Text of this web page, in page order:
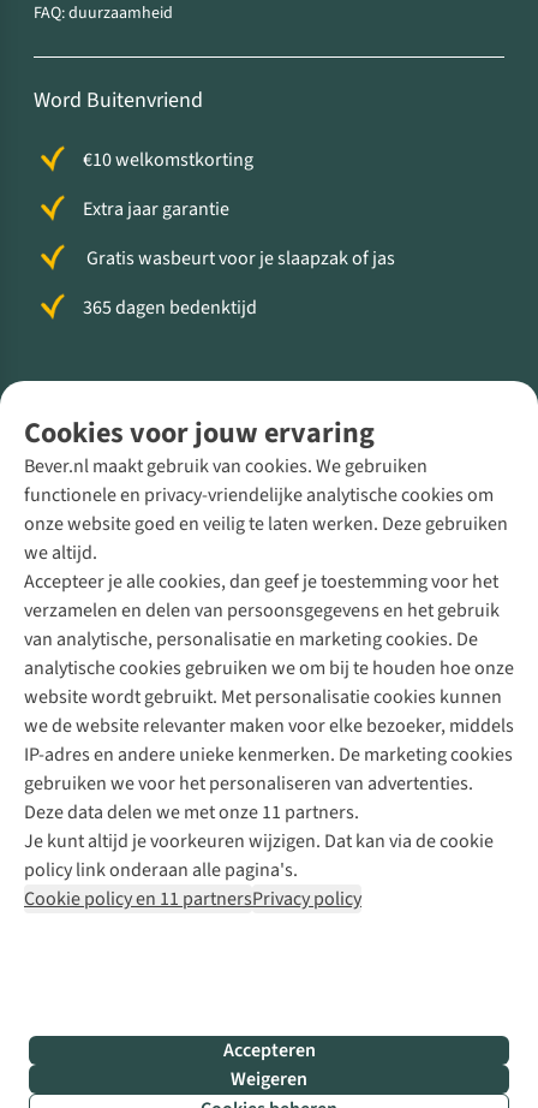
Cookies voor jouw ervaring
Bever.nl maakt gebruik van cookies. We gebruiken
functionele en privacy-vriendelijke analytische cookies om
onze website goed en veilig te laten werken. Deze gebruiken
we altijd.
Accepteer je alle cookies, dan geef je toestemming voor het
verzamelen en delen van persoonsgegevens en het gebruik
van analytische, personalisatie en marketing cookies. De
analytische cookies gebruiken we om bij te houden hoe onze
website wordt gebruikt. Met personalisatie cookies kunnen
we de website relevanter maken voor elke bezoeker, middels
IP-adres en andere unieke kenmerken. De marketing cookies
gebruiken we voor het personaliseren van advertenties.
Deze data delen we met onze 11 partners.
Je kunt altijd je voorkeuren wijzigen. Dat kan via de cookie
policy link onderaan alle pagina's.
Cookie policy en 11 partnersPrivacy policy
Accepteren
Weigeren
FAQ: duurzaamheid
Word Buitenvriend
€10 welkomstkorting
Extra jaar garantie
Gratis wasbeurt voor je slaapzak of jas
365 dagen bedenktijd
Direct advies van een Buitenexpert
+31 (0)85 888 50 88
+31 6 12 28 49 80
Contactformulier
Bever
B.V.